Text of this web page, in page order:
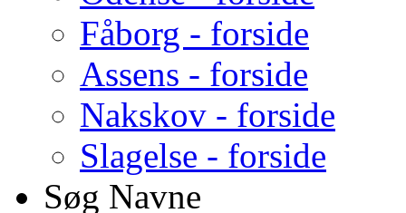
Fåborg - forside
Assens - forside
Nakskov - forside
Slagelse - forside
Søg Navne